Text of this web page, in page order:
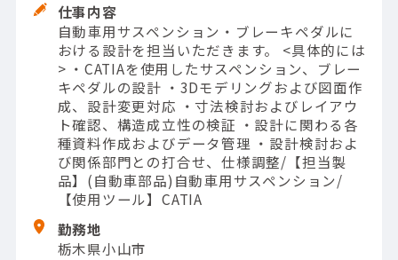
仕事内容
自動車用サスペンション・ブレーキペダルに
おける設計を担当いただきます。 <具体的には
> ・CATIAを使用したサスペンション、ブレー
キペダルの設計 ・3Dモデリングおよび図面作
成、設計変更対応 ・寸法検討およびレイアウ
ト確認、構造成立性の検証 ・設計に関わる各
種資料作成およびデータ管理 ・設計検討およ
び関係部門との打合せ、仕様調整/【担当製
品】(自動車部品)自動車用サスペンション/
【使用ツール】CATIA
勤務地
栃木県小山市